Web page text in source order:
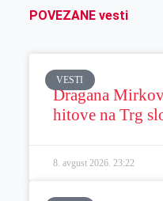
POVEZANE vesti
VESTI
Dragana
hitove na Trg
8. avgust 2026. 23:22